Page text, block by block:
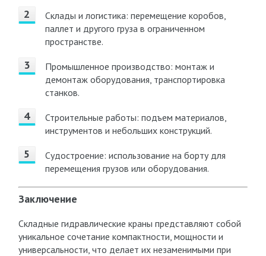
Склады и логистика: перемещение коробов,
паллет и другого груза в ограниченном
пространстве.
Промышленное производство: монтаж и
демонтаж оборудования, транспортировка
станков.
Строительные работы: подъем материалов,
инструментов и небольших конструкций.
Судостроение: использование на борту для
перемещения грузов или оборудования.
Заключение
Складные гидравлические краны представляют собой
уникальное сочетание компактности, мощности и
универсальности, что делает их незаменимыми при